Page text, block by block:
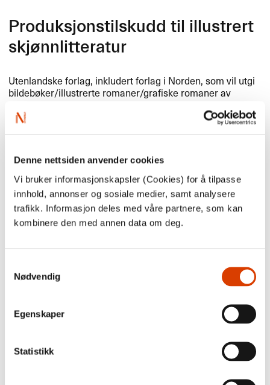
Denne nettsiden anvender cookies
Vi bruker informasjonskapsler (Cookies) for å tilpasse
innhold, annonser og sosiale medier, samt analysere
trafikk. Informasjon deles med våre partnere, som kan
kombinere den med annen data om deg.
Nødvendig
Egenskaper
Statistikk
Produksjonstilskudd til illustrert
skjønnlitteratur
Utenlandske forlag, inkludert forlag i Norden, som vil utgi
bildebøker/illustrerte romaner/grafiske romaner av
produksjonstilskudd. Forutsetningen er at utgivelsen
holder samme standard på produksjonen som ved den
Det forutsettes også at forlaget samtidig
NORLAstilskudd til oversettelse.
Det kan søkes om inntilNOK18.000 i produksjonstilskudd
på denne ordningen.
Søknadsfristene for produksjonstilskudd til illustrerte
oversettelsestilskudd:
2. februar, 1. juni og 1. oktober